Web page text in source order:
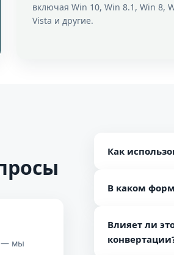
включая Win 10, Win 8.1, Win 8,
Vista и другие.
— мы
Как
Установите
Выберите
Укажите
Нажмите
В каком
файле Unicode
т. Д.
Влияет ли